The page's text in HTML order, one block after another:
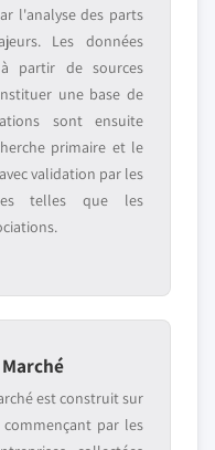
l'analyse des parts
Les données
partir de sources
une base de
sont ensuite
primaire et le
validation par les
telles que les
est construit sur
par les